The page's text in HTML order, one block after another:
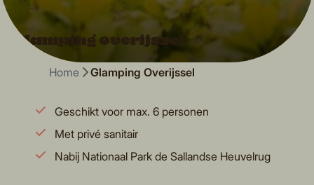
Glamping Overijssel
Home Glamping Overijssel
Geschikt voor max. 6 personen
Met privé sanitair
Nabij Nationaal Park de Sallandse Heuvelrug